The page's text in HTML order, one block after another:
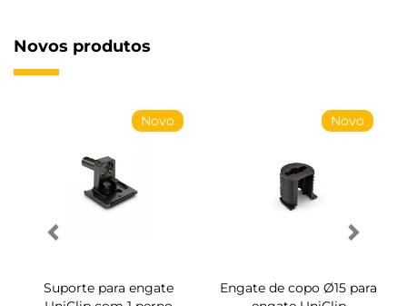
Novos produtos
Novo
Suporte para engate
Novo
Engate de copo Ø15 para